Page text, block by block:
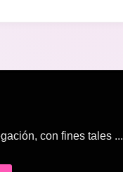
con fines tales ...